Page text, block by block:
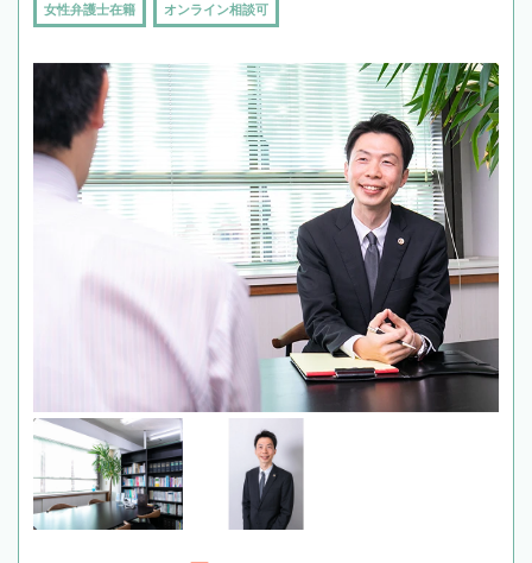
女性弁護士在籍 オンライン相談可